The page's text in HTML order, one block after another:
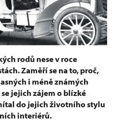
rodů nese v roce
Zaměří se na to, proč,
i méně známých
jejich zájem o blízké
do jejich životního stylu
interiérů.